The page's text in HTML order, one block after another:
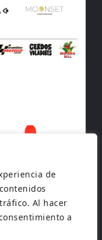
de
Al hacer
a